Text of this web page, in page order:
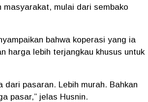
masyarakat, mulai dari sembako
bahwa koperasi yang ia
harga lebih terjangkau khusus untuk
dari pasaran. Lebih murah. Bahkan
pasar,” jelas Husnin.